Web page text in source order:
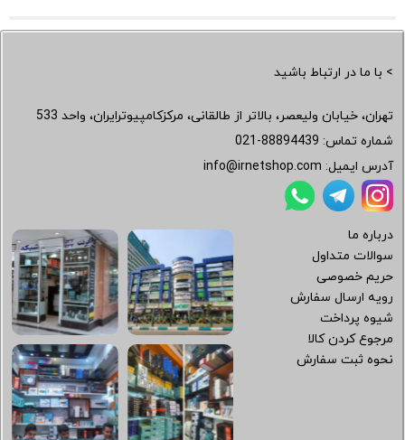
> با ما در ارتباط باشید
تهران، خیابان ولیعصر، بالاتر از طالقانی، مرکزکامپیوترایران، واحد 533
شماره تماس: 021-88894439
آدرس ایمیل: info@irnetshop.com
درباره ما
سوالات متداول
حریم خصوصی
رویه ارسال سفارش
شیوه پرداخت
مرجوع کردن کالا
نحوه ثبت سفارش